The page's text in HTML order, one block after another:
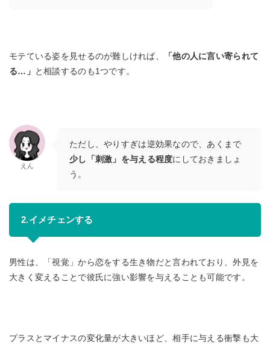
モテている姿を見せるのが難しければ、
「他の人に言い寄られて
る…」 と相談するのも1つです。
えん
ただし、やりすぎは逆効果なので、あくまで
少し「刺激」を与える程度にしておきましょ
う。
2.イメチェンする
男性は、「視覚」から恋をする生き物だと言われており、外見を
大きく変えることで彼氏に強い影響を与えることも可能です。
プラスとマイナスの変化量が大きいほど、相手に与える衝撃も大